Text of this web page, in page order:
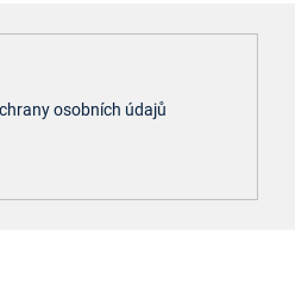
osobních údajů